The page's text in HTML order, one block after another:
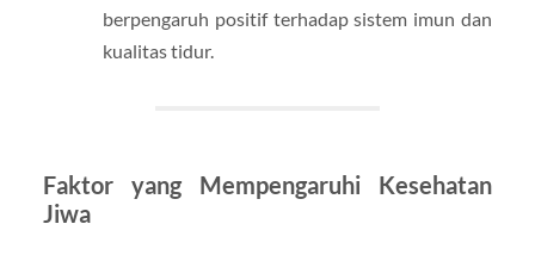
berpengaruh positif terhadap sistem imun dan
kualitas tidur.
Faktor yang Mempengaruhi Kesehatan
Jiwa